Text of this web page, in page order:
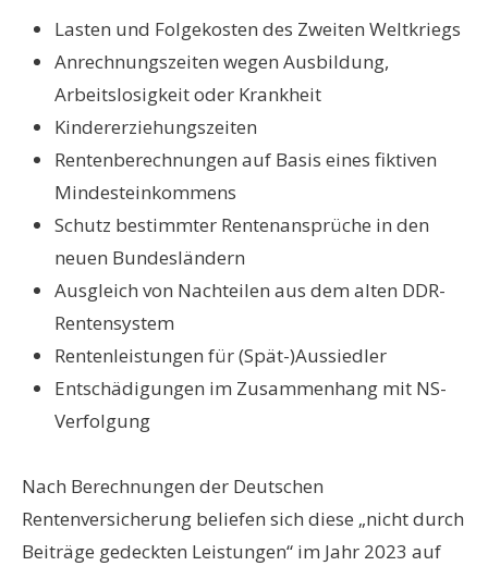
Lasten und Folgekosten des Zweiten Weltkriegs
Anrechnungszeiten wegen Ausbildung,
Arbeitslosigkeit oder Krankheit
Kindererziehungszeiten
Rentenberechnungen auf Basis eines fiktiven
Mindesteinkommens
Schutz bestimmter Rentenansprüche in den
neuen Bundesländern
Ausgleich von Nachteilen aus dem alten DDR-
Rentensystem
Rentenleistungen für (Spät-)Aussiedler
Entschädigungen im Zusammenhang mit NS-
Verfolgung
Nach Berechnungen der Deutschen
Rentenversicherung beliefen sich diese „nicht durch
Beiträge gedeckten Leistungen“ im Jahr 2023 auf